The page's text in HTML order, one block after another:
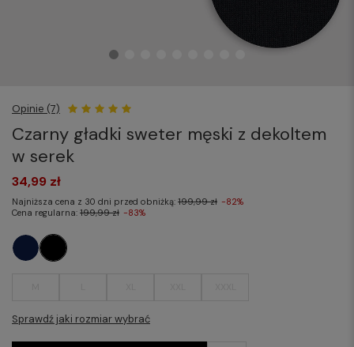
Opinie (7)
Czarny gładki sweter męski z dekoltem
w serek
Sprawdź jaki rozmiar wybrać
34,99 zł
Najniższa cena z 30 dni przed obniżką: 199,99 zł -82%
Cena regularna: 199,99 zł -83%